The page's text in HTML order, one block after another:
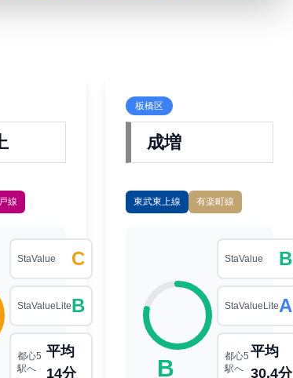
線
StaValue C
StaValueLiteB
都心5
駅へ
平均
14分
板橋区
成増
東武東上線 有楽町線
B
StaValue B
StaValueLiteA
都心5
駅へ
平均
30.4分